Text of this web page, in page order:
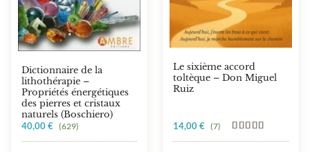
Dictionnaire de la
lithothérapie –
Propriétés énergétiques
des pierres et cristaux
naturels (Boschiero)
40,00€ (629)
Le sixième accord
toltèque – Don Miguel
Ruiz
Note5.00
14,00€ (7)